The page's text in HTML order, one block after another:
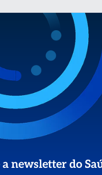
newsletter do